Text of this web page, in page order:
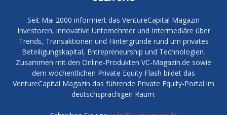
Seit Mai 2000 informiert das VentureCapital Magazin
Investoren, innovative Unternehmer und Intermediäre über
Trends, Transaktionen und Hintergründe rund um privates
Beteiligungskapital, Entrepreneurship und Technologien.
Zusammen mit den Online-Produkten VC-Magazin.de sowie
dem wöchentlichen Private Equity Flash bildet das
VentureCapital Magazin das führende Private Equity-Portal im
deutschsprachigen Raum.